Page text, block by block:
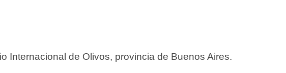
Internacional de Olivos, provincia de Buenos Aires.